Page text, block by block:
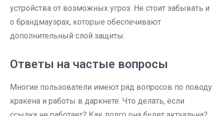
устройства от возможных угроз. Не стоит забывать и
о брандмауэрах, которые обеспечивают
дополнительный слой защиты.
Ответы на частые вопросы
Многие пользователи имеют ряд вопросов по поводу
кракена и работы в даркнете. Что делать, если